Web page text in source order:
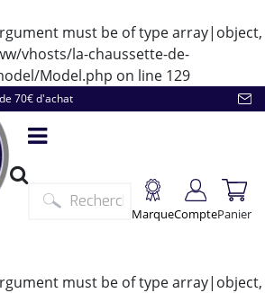
must be of type array|object,
vhosts/la-chaussette-de-
Model.php on line 129
70€ d'achat
MarqueComptePanier
must be of type array|object,